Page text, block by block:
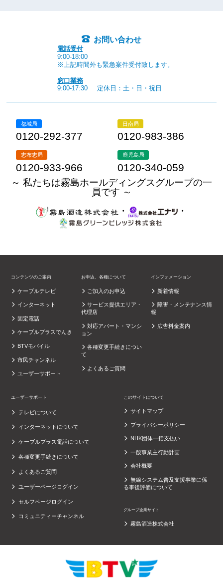
お問い合わせ
電話受付
9:00-18:00
※上記時間外も緊急案件受付致します。
窓口業務
9:00-17:30
定休日：土・日・祝日
都城局
0120-292-377
日南局
0120-983-386
志布志局
0120-933-966
鹿児島局
0120-340-059
～ 私たちは霧島ホールディングスグループの一
員です ～
・
・
コンテンツのご案内
ケーブルテレビ
インターネット
固定電話
ケーブルプラスでんき
BTVモバイル
市民チャンネル
ユーザーサポート
お申込、各種について
ご加入のお申込
サービス提供エリア・
代理店
対応アパート・マンシ
ョン
各種変更手続きについ
て
よくあるご質問
インフォメーション
新着情報
障害・メンテナンス情
報
広告料金案内
ユーザーサポート
テレビについて
インターネットについて
ケーブルプラス電話について
各種変更手続きについて
よくあるご質問
ユーザーページログイン
セルフページログイン
コミュニティーチャンネル
このサイトについて
サイトマップ
プライバシーポリシー
NHK団体一括支払い
一般事業主行動計画
会社概要
無線システム普及支援事業に係
る事後評価について
グループ企業サイト
霧島酒造株式会社